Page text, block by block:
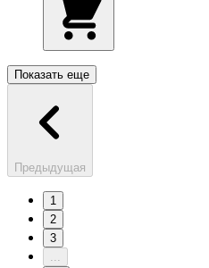
Показать еще
Предыдущая
1
2
3
...